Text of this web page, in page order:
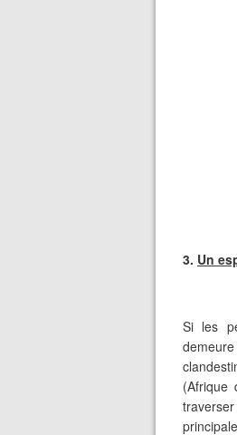
3. Un
Si les
(Afrique